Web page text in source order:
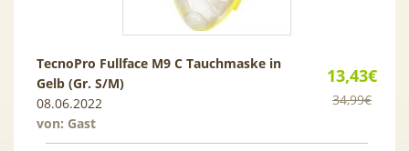
13,43€
34,99€
TecnoPro Fullface M9 C Tauchmaske in
Gelb (Gr. S/M)
08.06.2022
von: Gast